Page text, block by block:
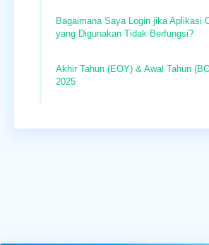
Bagaimana Saya Login jika Aplikasi
yang Digunakan Tidak Berfungsi?
Akhir Tahun (EOY) & Awal Tahun
2025